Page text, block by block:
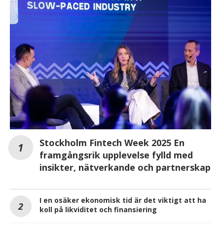
Stockholm Fintech Week 2025 En
framgångsrik upplevelse fylld med
insikter, nätverkande och partnerskap
I en osäker ekonomisk tid är det viktigt att ha
koll på likviditet och finansiering